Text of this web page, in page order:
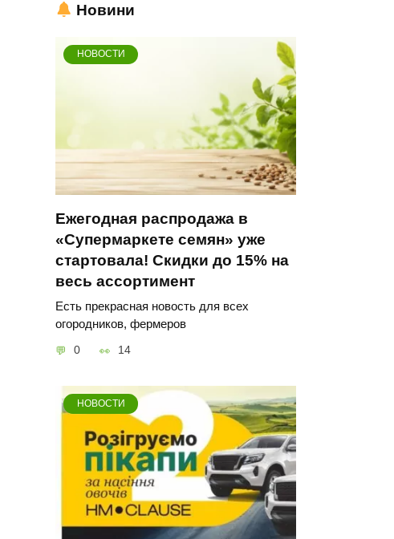
Новини
НОВОСТИ
Ежегодная распродажа в
«Супермаркете семян» уже
стартовала! Скидки до 15% на
весь ассортимент
Есть прекрасная новость для всех
огородников, фермеров
0 14
НОВОСТИ